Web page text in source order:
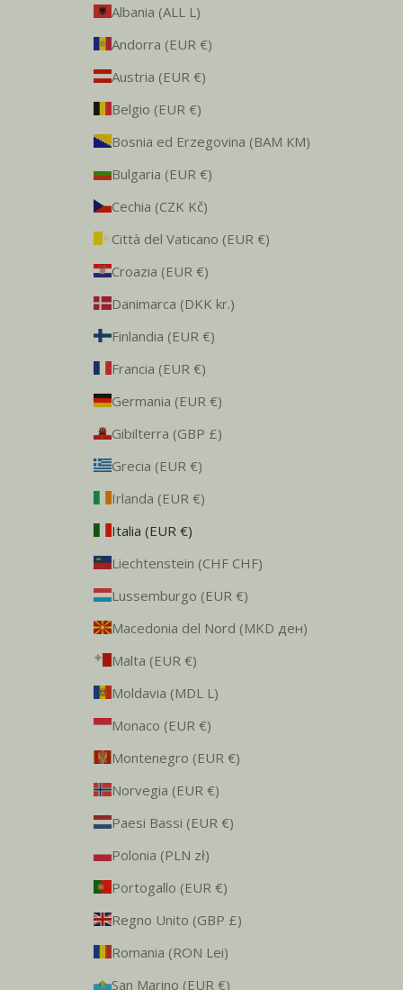
Albania (ALL L)
Andorra (EUR €)
Austria (EUR €)
Belgio (EUR €)
Bosnia ed Erzegovina (BAM КМ)
Bulgaria (EUR €)
Cechia (CZK Kč)
Città del Vaticano (EUR €)
Croazia (EUR €)
Danimarca (DKK kr.)
Finlandia (EUR €)
Francia (EUR €)
Germania (EUR €)
Gibilterra (GBP £)
Grecia (EUR €)
Irlanda (EUR €)
Italia (EUR €)
Liechtenstein (CHF CHF)
Lussemburgo (EUR €)
Macedonia del Nord (MKD ден)
Malta (EUR €)
Moldavia (MDL L)
Monaco (EUR €)
Montenegro (EUR €)
Norvegia (EUR €)
Paesi Bassi (EUR €)
Polonia (PLN zł)
Portogallo (EUR €)
Regno Unito (GBP £)
Romania (RON Lei)
San Marino (EUR €)